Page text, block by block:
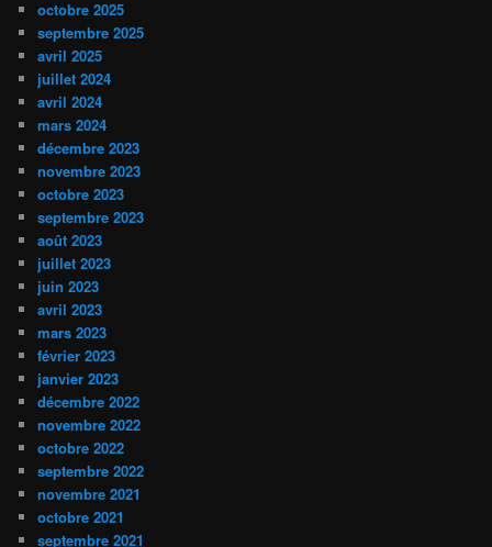
octobre 2025
septembre 2025
avril 2025
juillet 2024
avril 2024
mars 2024
décembre 2023
novembre 2023
octobre 2023
septembre 2023
août 2023
juillet 2023
juin 2023
avril 2023
mars 2023
février 2023
janvier 2023
décembre 2022
novembre 2022
octobre 2022
septembre 2022
novembre 2021
octobre 2021
septembre 2021